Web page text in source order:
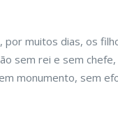
por muitos dias, os
sem rei e sem
monumento, sem